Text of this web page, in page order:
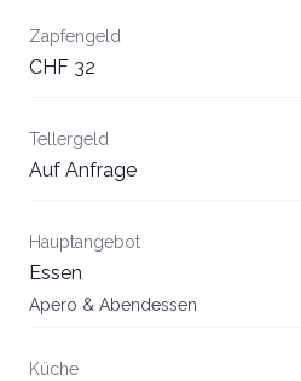
Zapfengeld
CHF 32
Tellergeld
Auf Anfrage
Hauptangebot
Essen
Apero & Abendessen
Küche